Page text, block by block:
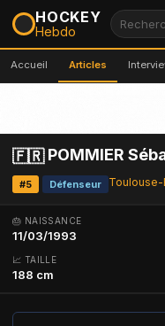
HOCKEY
Hebdo
Accueil Articles
🇫🇷POMMIER
#5 Défenseur Toulouse-
🎂 NAISSANCE
11/03/1993
📈 TAILLE
188 cm